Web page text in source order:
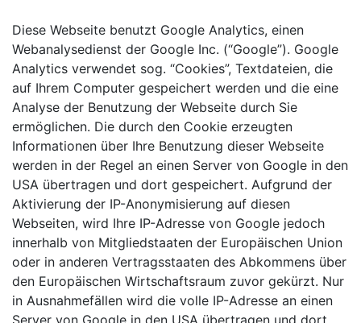
Diese Webseite benutzt Google Analytics, einen
Webanalysedienst der Google Inc. (“Google”). Google
Analytics verwendet sog. “Cookies”, Textdateien, die
auf Ihrem Computer gespeichert werden und die eine
Analyse der Benutzung der Webseite durch Sie
ermöglichen. Die durch den Cookie erzeugten
Informationen über Ihre Benutzung dieser Webseite
werden in der Regel an einen Server von Google in den
USA übertragen und dort gespeichert. Aufgrund der
Aktivierung der IP-Anonymisierung auf diesen
Webseiten, wird Ihre IP-Adresse von Google jedoch
innerhalb von Mitgliedstaaten der Europäischen Union
oder in anderen Vertragsstaaten des Abkommens über
den Europäischen Wirtschaftsraum zuvor gekürzt. Nur
in Ausnahmefällen wird die volle IP-Adresse an einen
Server von Google in den USA übertragen und dort